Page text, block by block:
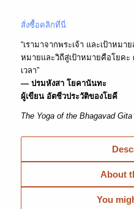
สั่งซื้อคลิกที่นี่
“เรามาจากพระเจ้า และเป้าหม
หมายและวิถีสู่เป้าหมายคือโยคะ
เวลา”
— ปรมหังสา โยคานันทะ
ผู้เขียน อัตชีวประวัติของโยคี
The Yoga of the Bhagavad Gita
About
You